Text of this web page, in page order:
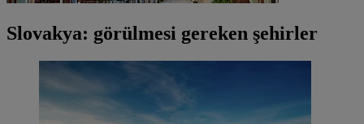
Slovakya: görülmesi gereken şehirler